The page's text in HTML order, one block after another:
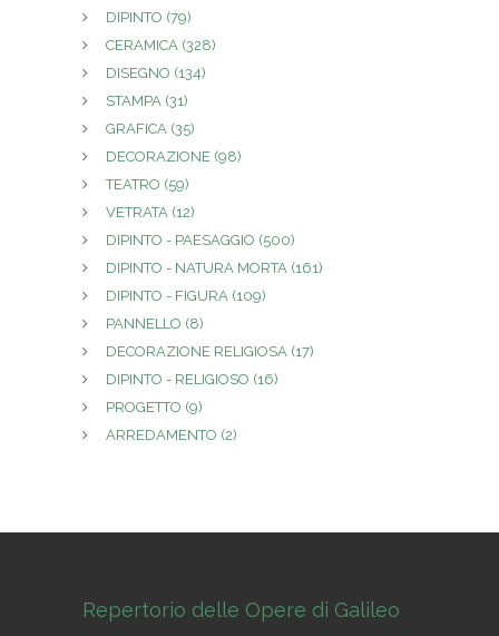
DIPINTO (79)
CERAMICA (328)
DISEGNO (134)
STAMPA (31)
GRAFICA (35)
DECORAZIONE (98)
TEATRO (59)
VETRATA (12)
DIPINTO - PAESAGGIO (500)
DIPINTO - NATURA MORTA (161)
DIPINTO - FIGURA (109)
PANNELLO (8)
DECORAZIONE RELIGIOSA (17)
DIPINTO - RELIGIOSO (16)
PROGETTO (9)
ARREDAMENTO (2)
Repertorio delle Opere di Galileo